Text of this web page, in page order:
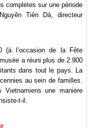
complètes sur une période
Tiên Dà, directeur
(à l’occasion de la Fête
a réuni plus de 2.900
dans tout le pays. La
au sein de familles.
une manière
t-il.